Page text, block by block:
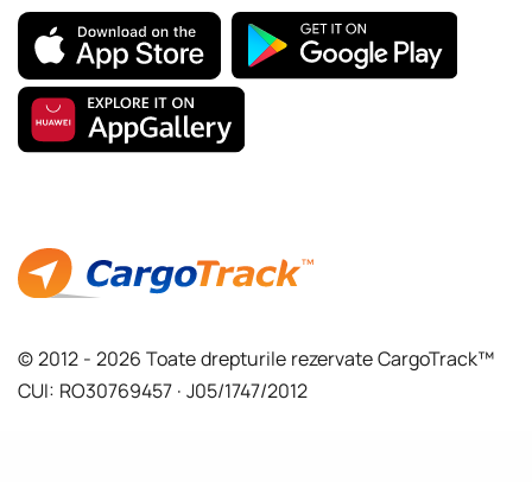
© 2012 - 2026 Toate drepturile rezervate CargoTrack™
CUI: RO30769457 · J05/1747/2012